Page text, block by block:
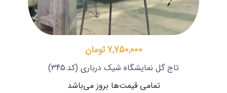
7,750,000 تومان
تاج گل نمایشگاه شیک درباری (کد:345)
تمامی قیمت‌ها بروز می‌باشد